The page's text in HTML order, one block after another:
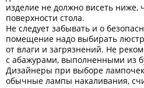
изделие не должно висеть ниже,
поверхности стола.
Не следует забывать и о
помещение надо выбирать
от влаги и загрязнений. Не
с абажурами, выполненными из
Дизайнеры при выборе
обычные лампы накаливания,